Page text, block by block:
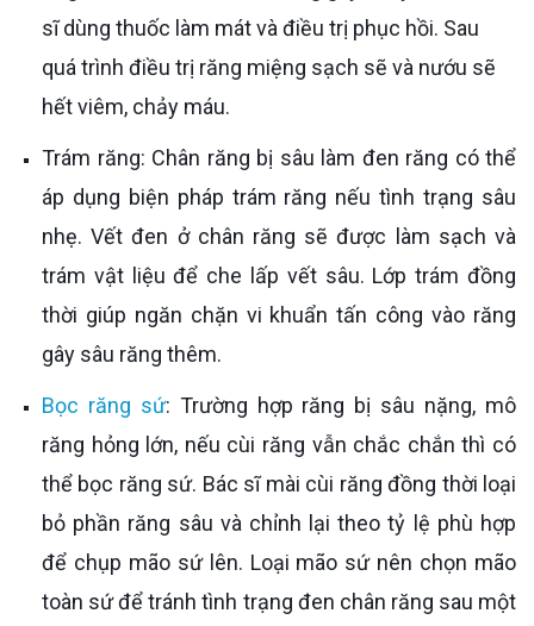
sĩ dùng thuốc làm mát và điều trị phục hồi. Sau
quá trình điều trị răng miệng sạch sẽ và nướu sẽ
hết viêm, chảy máu.
Trám răng: Chân răng bị sâu làm đen răng có thể
áp dụng biện pháp trám răng nếu tình trạng sâu
nhẹ. Vết đen ở chân răng sẽ được làm sạch và
trám vật liệu để che lấp vết sâu. Lớp trám đồng
thời giúp ngăn chặn vi khuẩn tấn công vào răng
gây sâu răng thêm.
Bọc răng sứ: Trường hợp răng bị sâu nặng, mô
răng hỏng lớn, nếu cùi răng vẫn chắc chắn thì có
thể bọc răng sứ. Bác sĩ mài cùi răng đồng thời loại
bỏ phần răng sâu và chỉnh lại theo tỷ lệ phù hợp
để chụp mão sứ lên. Loại mão sứ nên chọn mão
toàn sứ để tránh tình trạng đen chân răng sau một